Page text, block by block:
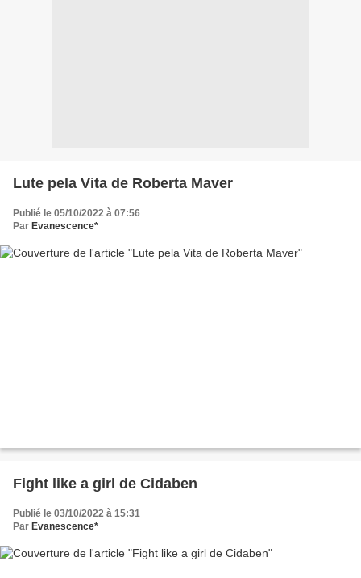
Lute pela Vita de Roberta Maver
Publié le 05/10/2022 à 07:56
Par Evanescence*
Fight like a girl de Cidaben
Publié le 03/10/2022 à 15:31
Par Evanescence*